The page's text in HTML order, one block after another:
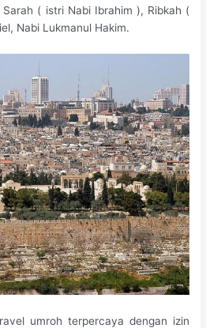
( istri Nabi Ibrahim ), Ribkah (
Nabi Lukmanul Hakim.
umroh terpercaya dengan izin